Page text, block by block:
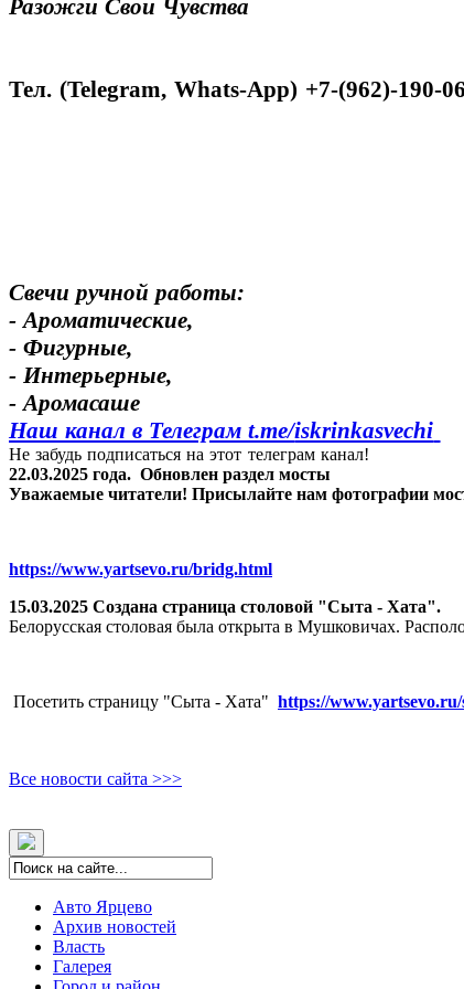
Разожги Свои Чувства
Тел. (Telegram, Whats-App) +7-(962)-190-
Свечи ручной работы:
- Ароматические,
- Фигурные,
- Интерьерные,
- Аромасаше
Наш канал в Телеграм t.me/iskrinkasvechi
Не забудь подписаться на этот телеграм канал!
22.03.2025 года. Обновлен раздел мосты
Уважаемые читатели! Присылайте нам фотографии
https://www.yartsevo.ru/bridg.html
15.03.2025 Создана страница столовой "Сыта - Хата".
Белорусская столовая была открыта в Мушковичах.
Посетить страницу "Сыта - Хата" https://
Все новости сайта >>>
Авто Ярцево
Архив новостей
Власть
Галерея